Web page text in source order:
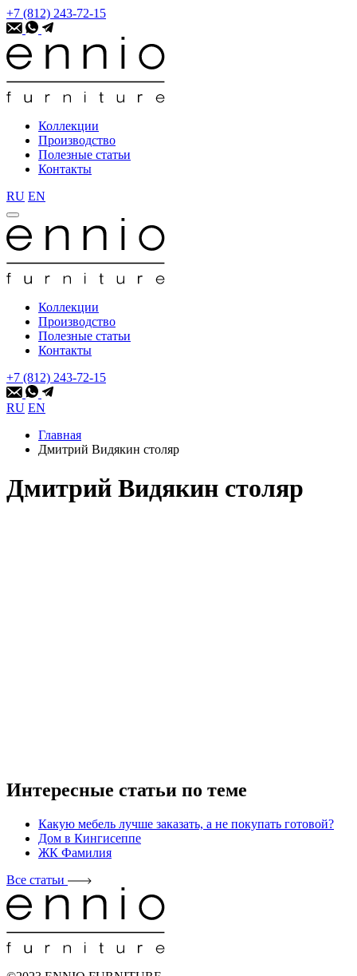
+7 (812) 243-72-15
Коллекции
Производство
Полезные статьи
Контакты
RU EN
Коллекции
Производство
Полезные статьи
Контакты
+7 (812) 243-72-15
RU EN
Главная
Дмитрий Видякин столяр
Дмитрий Видякин столяр
Интересные статьи по теме
Какую мебель лучше заказать, а не покупать готовой?
Дом в Кингисеппе
ЖК Фамилия
Все статьи